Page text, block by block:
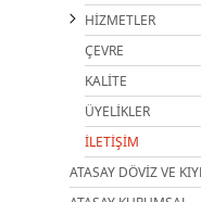
HİZMETLER
ÇEVRE
KALİTE
ÜYELİKLER
İLETİŞİM
ATASAY DÖVİZ VE